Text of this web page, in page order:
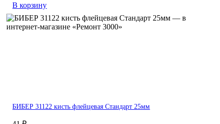
В корзину
БИБЕР 31122 кисть флейцевая Стандарт 25мм